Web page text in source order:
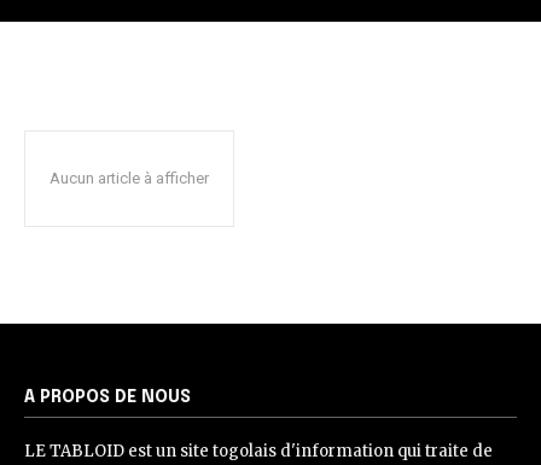
Aucun article à afficher
A PROPOS DE NOUS
LE TABLOID est un site togolais d'information qui traite de